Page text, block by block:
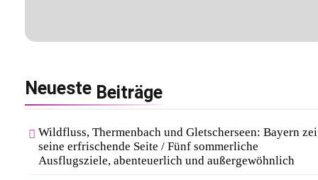
Neueste Beiträge
Wildfluss, Thermenbach und Gletscherseen: Bayern
seine erfrischende Seite / Fünf sommerliche
Ausflugsziele, abenteuerlich und außergewöhnlich